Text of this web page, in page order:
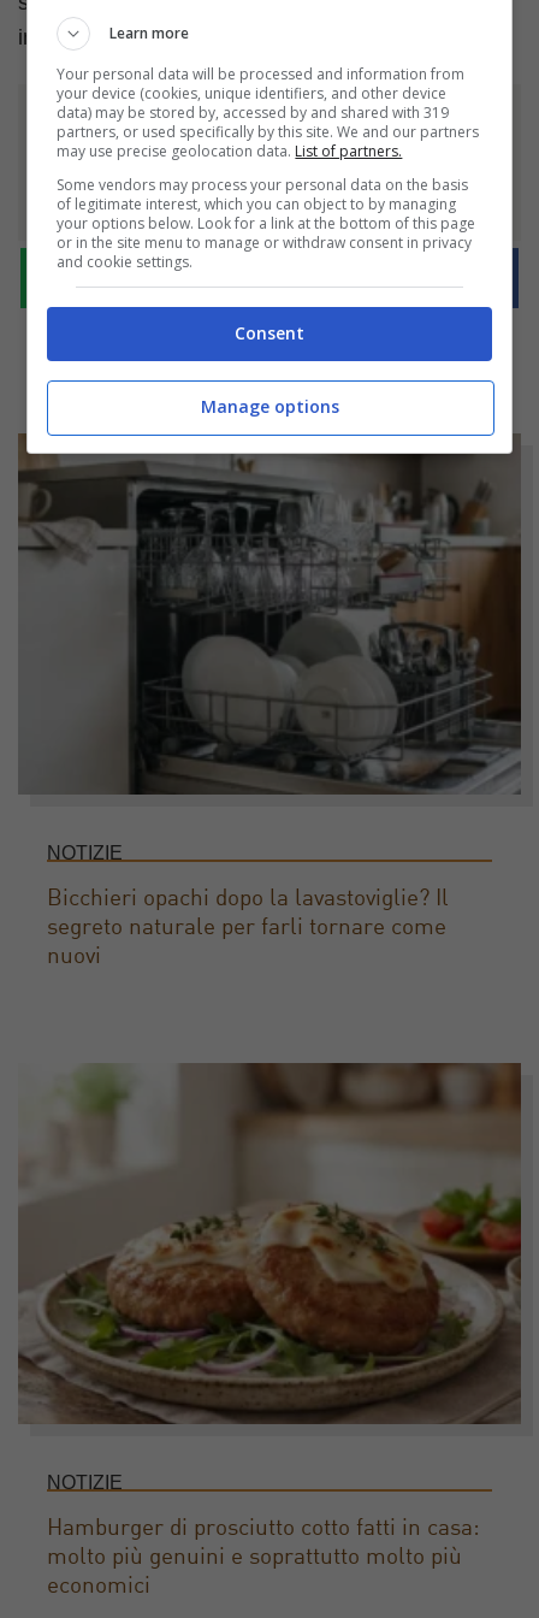
intendere il gusto e vedrai che ti piacerà da morire!
Ti è piaciuto l'articolo?
Condividilo
NOTIZIE
Bicchieri opachi dopo la lavastoviglie? Il
segreto naturale per farli tornare come
nuovi
NOTIZIE
Hamburger di prosciutto cotto fatti in casa:
molto più genuini e soprattutto molto più
economici
Learn more
Your personal data will be processed and information from
your device (cookies, unique identifiers, and other device
data) may be stored by, accessed by and shared with 319
partners, or used specifically by this site. We and our partners
may use precise geolocation data. List of partners.
Some vendors may process your personal data on the basis
of legitimate interest, which you can object to by managing
your options below. Look for a link at the bottom of this page
or in the site menu to manage or withdraw consent in privacy
and cookie settings.
Consent
Manage options